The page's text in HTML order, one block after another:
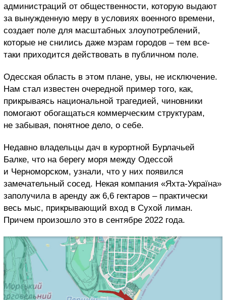
администраций от общественности, которую выдают
за вынужденную меру в условиях военного времени,
создает поле для масштабных злоупотреблений,
которые не снились даже мэрам городов – тем все-
таки приходится действовать в публичном поле.
Одесская область в этом плане, увы, не исключение.
Нам стал известен очередной пример того, как,
прикрываясь национальной трагедией, чиновники
помогают обогащаться коммерческим структурам,
не забывая, понятное дело, о себе.
Недавно владельцы дач в курортной Бурлачьей
Балке, что на берегу моря между Одессой
и Черноморском, узнали, что у них появился
замечательный сосед. Некая компания «Яхта-Україна»
заполучила в аренду аж 6,6 гектаров – практически
весь мыс, прикрывающий вход в Сухой лиман.
Причем произошло это в сентябре 2022 года.